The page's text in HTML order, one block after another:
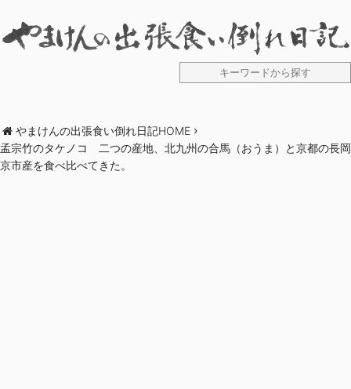
やまけんの出張食い倒れ日記HOME
孟宗竹のタケノコ 二つの産地、北九州の合馬（おうま）と京都の長岡
京市産を食べ比べてきた。